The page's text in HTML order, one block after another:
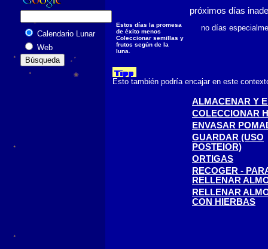
próximos días
Estos días la promesa
de éxito menos
Coleccionar semillas y
frutos según de la
luna.
no días
Esto también podría encajar en este
ALMACENAR Y
COLECCIONAR
ENVASAR
GUARDAR (USO
POSTEIOR)
ORTIGAS
RECOGER -
RELLENAR
RELLENAR
CON HIERBAS
Calendario Lunar
Web